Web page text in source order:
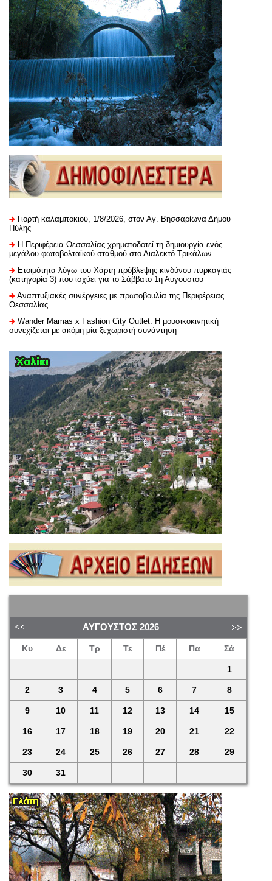
Γιορτή καλαμποκιού, 1/8/2026, στον Αγ. Βησσαρίωνα Δήμου
Πύλης
H Περιφέρεια Θεσσαλίας χρηματοδοτεί τη δημιουργία ενός
μεγάλου φωτοβολταϊκού σταθμού στο Διαλεκτό Τρικάλων
Ετοιμότητα λόγω του Χάρτη πρόβλεψης κινδύνου πυρκαγιάς
(κατηγορία 3) που ισχύει για το Σάββατο 1η Αυγούστου
Αναπτυξιακές συνέργειες με πρωτοβουλία της Περιφέρειας
Θεσσαλίας
Wander Mamas x Fashion City Outlet: Η μουσικοκινητική
συνεχίζεται με ακόμη μία ξεχωριστή συνάντηση
ΑΎΓΟΥΣΤΟΣ 2026
Κυ Δε Τρ Τε Πέ Πα Σά
1
2 3 4 5 6 7 8
9 10 11 12 13 14 15
16 17 18 19 20 21 22
23 24 25 26 27 28 29
30 31